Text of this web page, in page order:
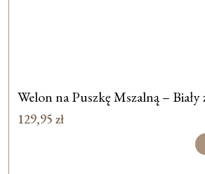
Welon na Puszkę Mszalną –
129,95 zł